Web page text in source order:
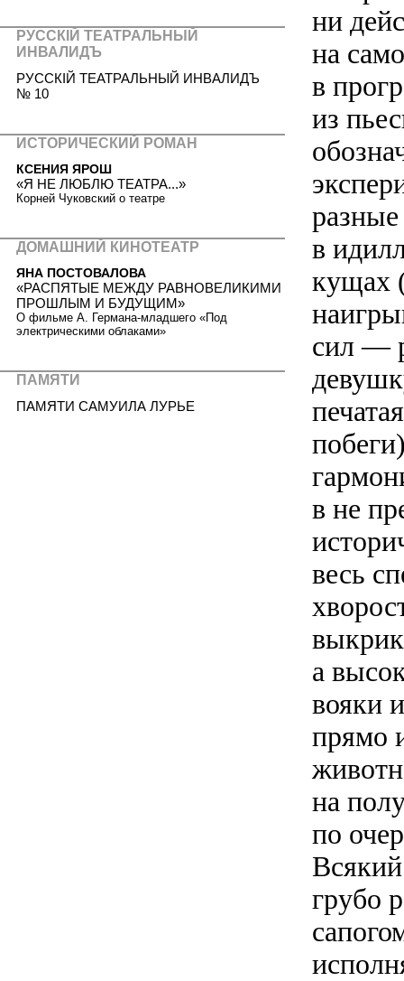
ни
на
в
из
в
кущах
сил —
в не
весь
а
вояки
прямо
на
по
грубо
РУССКIЙ ТЕАТРАЛЬНЫЙ
ИНВАЛИДЪ
РУССКIЙ ТЕАТРАЛЬНЫЙ ИНВАЛИДЪ
№ 10
ИСТОРИЧЕСКИЙ РОМАН
КСЕНИЯ ЯРОШ
«Я НЕ ЛЮБЛЮ ТЕАТРА...»
Корней Чуковский о театре
ДОМАШНИЙ КИНОТЕАТР
ЯНА ПОСТОВАЛОВА
«РАСПЯТЫЕ МЕЖДУ РАВНОВЕЛИКИМИ
ПРОШЛЫМ И БУДУЩИМ»
О фильме А. Германа-младшего «Под
электрическими облаками»
ПАМЯТИ
ПАМЯТИ САМУИЛА ЛУРЬЕ